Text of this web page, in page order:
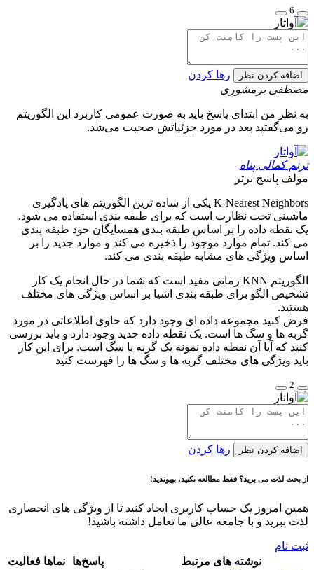
6
اضافه کردن نظر
رها کردن
مصطفی برمشوری
به نظر من ابتدای پاسخ باید به صورت عمومی کاربرد این الگوریتم
رو می‌گفتید بعد در مورد جزئیاتش صحبت می‌شد.
ترنم کمالی پناه
مولف پاسخ برتر
K-Nearest Neighbors یکی از ساده ترین الگوریتم های یادگیری
ماشینی تحت نظارت است که برای طبقه بندی استفاده می شود.
یک نقطه داده را بر اساس طبقه بندی همسایگان خود طبقه بندی
می کند. تمام موارد موجود را ذخیره می کند و موارد جدید را بر
اساس ویژگی های مشابه طبقه بندی می کند.
الگوریتم KNN زمانی مفید است که شما در حال انجام یک کار
تشخیص الگو برای طبقه بندی اشیا بر اساس ویژگی های مختلف
هستید.
فرض کنید مجموعه داده ای وجود دارد که حاوی اطلاعاتی در مورد
گربه ها و سگ ها است. یک نقطه داده جدید وجود دارد و باید بررسی
کنید که آیا آن نقطه داده نمونه یک گربه یا سگ است. برای این کار
باید ویژگی های مختلف گربه ها و سگ ها را فهرست کنید
2
اضافه کردن نظر رها کردن
از بحث لذت می برید؟ فقط مطالعه نکنید، بپیوندید!
همین امروز یک حساب کاربری ایجاد کنید تا از ویژگی های انحصاری
لذت ببرید و با جامعه عالی ما تعامل داشته باشید!
ثبت نام
نوشته های مرتبط
پاسخ‌ها نماها فعالیت